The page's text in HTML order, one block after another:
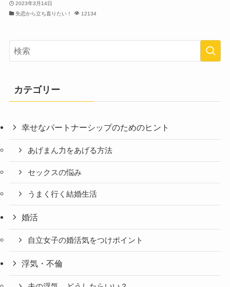
2023年3月14日
失恋から立ち直りたい！
12134
カテゴリー
幸せなパートナーシップのためのヒント
あげまん力をあげる方法
セックスの悩み
うまく行く結婚生活
婚活
自立女子の婚活気をつけポイント
浮気・不倫